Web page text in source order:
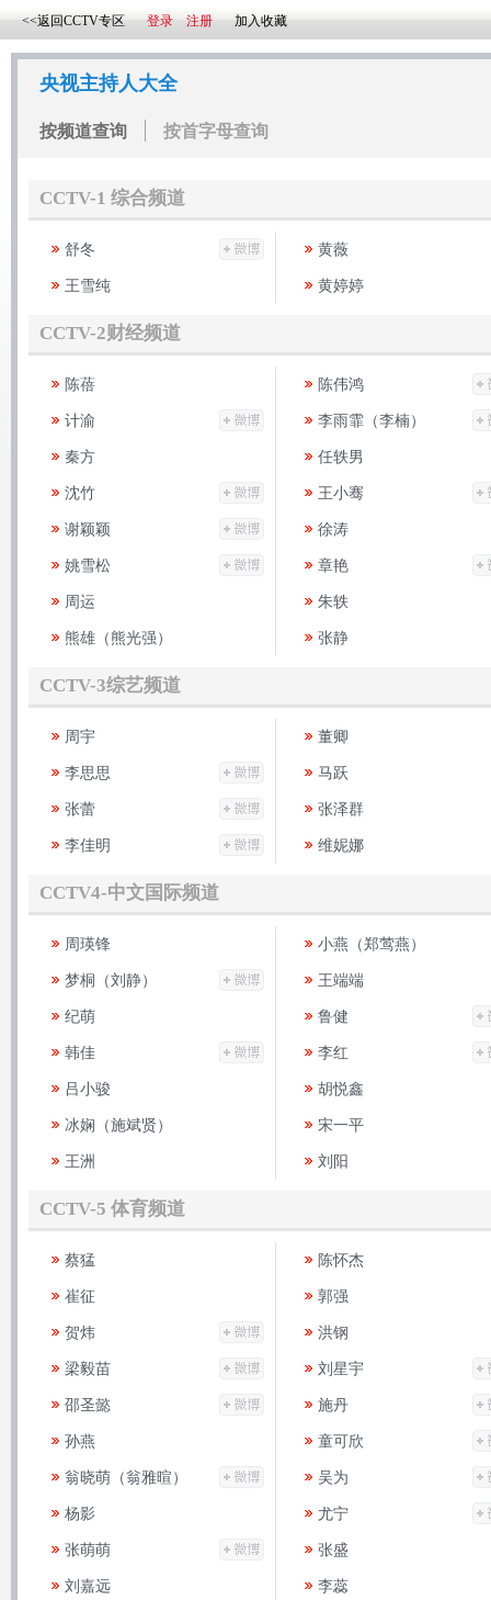
<<返回CCTV专区 登录 注册 加入收藏
央视主持人大全
按频道查询 按首字母查询
CCTV-1 综合频道
舒冬 黄薇
王雪纯 黄婷婷
CCTV-2财经频道
陈蓓 陈伟鸿
计渝 李雨霏（李楠）
秦方 任轶男
沈竹 王小骞
谢颖颖 徐涛
姚雪松 章艳
周运 朱轶
熊雄（熊光强） 张静
CCTV-3综艺频道
周宇 董卿
李思思 马跃
张蕾 张泽群
李佳明 维妮娜
CCTV4-中文国际频道
周瑛锋 小燕（郑莺燕）
梦桐（刘静） 王端端
纪萌 鲁健
韩佳 李红
吕小骏 胡悦鑫
冰娴（施斌贤） 宋一平
王洲 刘阳
CCTV-5 体育频道
蔡猛 陈怀杰
崔征 郭强
贺炜 洪钢
梁毅苗 刘星宇
邵圣懿 施丹
孙燕 童可欣
翁晓萌（翁雅暄） 吴为
杨影 尤宁
张萌萌 张盛
刘嘉远 李蕊